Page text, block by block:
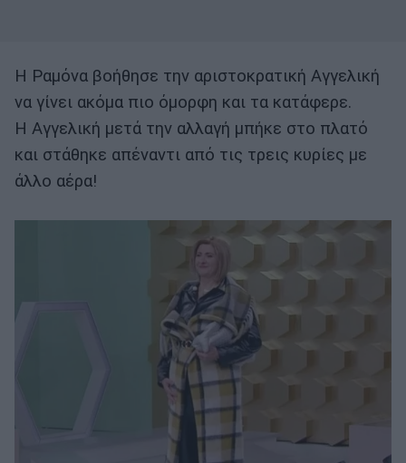
Η Ραμόνα βοήθησε την αριστοκρατική Αγγελική
να γίνει ακόμα πιο όμορφη και τα κατάφερε.
Η Αγγελική μετά την αλλαγή μπήκε στο πλατό
και στάθηκε απέναντι από τις τρεις κυρίες με
άλλο αέρα!